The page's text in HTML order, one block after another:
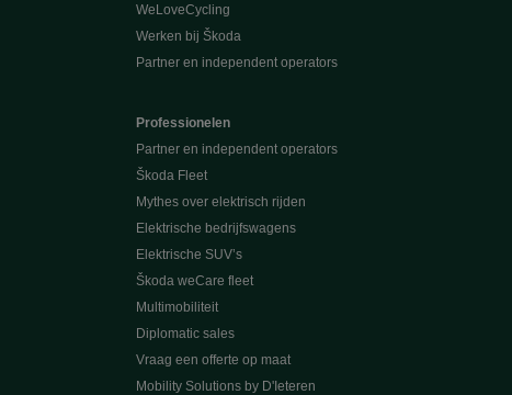
WeLoveCycling
Werken bij Škoda
Partner en independent operators
Professionelen
Partner en independent operators
Škoda Fleet
Mythes over elektrisch rijden
Elektrische bedrijfswagens
Elektrische SUV’s
Škoda weCare fleet
Multimobiliteit
Diplomatic sales
Vraag een offerte op maat
Mobility Solutions by D'Ieteren